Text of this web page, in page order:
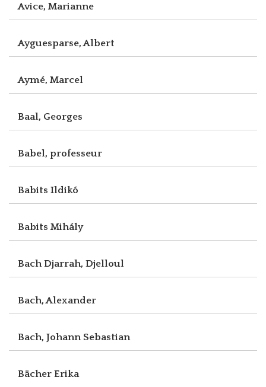
Avice, Marianne
Ayguesparse, Albert
Aymé, Marcel
Baal, Georges
Babel, professeur
Babits Ildikó
Babits Mihály
Bach Djarrah, Djelloul
Bach, Alexander
Bach, Johann Sebastian
Bächer Erika